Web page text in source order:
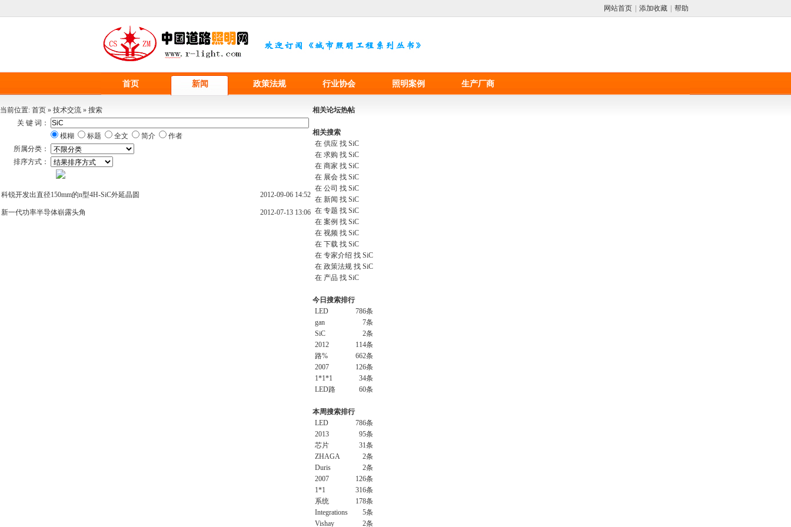
网站首页 添加收藏 帮助
首页 新闻 政策法规 行业协会 照明案例 生产厂商
当前位置: 首页 » 技术交流 » 搜索
关 键 词：
模糊
标题 全文 简介
作者
所属分类：
排序方式：
2012-09-06 14:52
科锐开发出直径150mm的n型4H-SiC外延晶圆
2012-07-13 13:06
新一代功率半导体崭露头角
相关论坛热帖
相关搜索
在 供应 找 SiC
在 求购 找 SiC
在 商家 找 SiC
在 展会 找 SiC
在 公司 找 SiC
在 新闻 找 SiC
在 专题 找 SiC
在 案例 找 SiC
在 视频 找 SiC
在 下载 找 SiC
在 专家介绍 找 SiC
在 政策法规 找 SiC
在 产品 找 SiC
今日搜索排行
786条
LED
7条
gan
2条
SiC
114条
2012
662条
路%
126条
2007
34条
1*1*1
60条
LED路
本周搜索排行
786条
LED
95条
2013
31条
芯片
2条
ZHAGA
2条
Duris
126条
2007
316条
1*1
178条
系统
5条
Integrations
2条
Vishay